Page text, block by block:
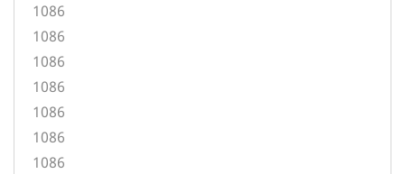
1086
1086
1086
1086
1086
1086
1086